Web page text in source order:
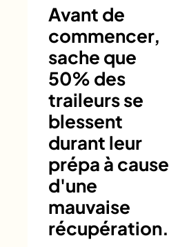
Avant de
commencer,
sache que
50% des
traileurs se
blessent
durant leur
prépa à cause
d'une
mauvaise
récupération.